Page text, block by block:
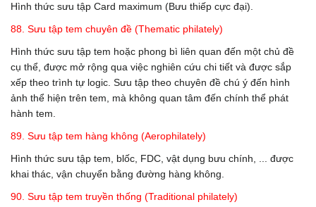
Hình thức sưu tập Card maximum (Bưu thiếp cực đại).
88. Sưu tập tem chuyên đề (Thematic philately)
Hình thức sưu tập tem hoặc phong bì liên quan đến một chủ đề
cụ thể, được mở rộng qua việc nghiên cứu chi tiết và được sắp
xếp theo trình tự logic. Sưu tập theo chuyên đề chú ý đến hình
ảnh thể hiện trên tem, mà không quan tâm đến chính thể phát
hành tem.
89. Sưu tập tem hàng không (Aerophilately)
Hình thức sưu tập tem, blốc, FDC, vật dụng bưu chính, ... được
khai thác, vận chuyển bằng đường hàng không.
90. Sưu tập tem truyền thống (Traditional philately)